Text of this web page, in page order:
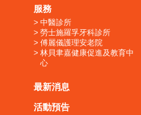
服務
中醫診所
勞士施羅孚牙科診所
傅麗儀護理安老院
林貝聿嘉健康促進及教育中
心
最新消息
活動預告